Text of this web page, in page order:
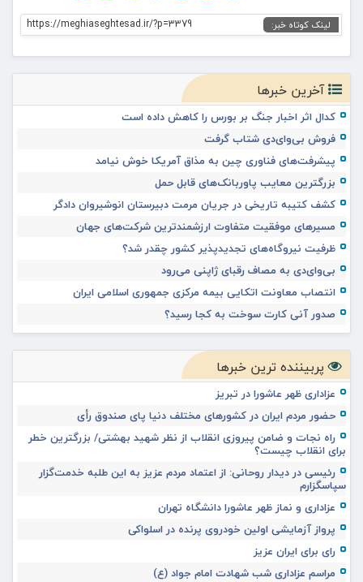
لینک کوتاه خبر: https://meghiaseghtesad.ir/?p=3379
آخرین خبرها
کدال اثر اخبار جنگ بر بورس را کاهش داده است
فروش بی‌وای‌دی شتاب گرفت
پیشرفت‌های فناوری چین به مذاق آمریکا خوش نیامد
بزرگترین معایب پاوربانک‌های قابل حمل
کشف کتیبه تاریخی در جریان مرمت دبیرستان انوشیروان دادگر
مسیرهای موفقیت متفاوت ارزشمندترین شرکت‌های جهان
ظرفیت نیروگاه‌های تجدیدپذیر کشور چقدر شد؟
بی‌وای‌دی به مصاف رقبای ژاپنی می‌رود
انتصاب معاونت اتکایی بیمه مرکزی جمهوری اسلامی ایران
صدور آنی کارت سوخت به کجا رسید؟
پربیننده ترین خبرها
عزاداری ظهر عاشورا در تبریز
حضور مردم ایران در کشورهای مختلف دنیا پای صندوق رأی
راه نجات و ضامن پیروزی انقلاب از نظر شهید بهشتی/ بزرگترین خطر
برای انقلاب چیست؟
رئیسی در دیدار روحانی: از اعتماد مردم عزیز به این طلبه خدمت‌گزار
سپاسگزارم
عزاداری و نماز ظهر عاشورا دانشگاه تهران
پرواز آزمایشی اولین خودروی پرنده در اسلواکی
رای برای ایران عزیز
مراسم عزاداری شب شهادت امام جواد (ع)